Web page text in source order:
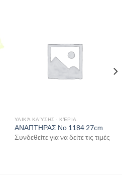
ΥΛΙΚΆ ΚΑΎΣΗΣ - ΚΈΡΙΑ
ΑΝΑΠΤΗΡΑΣ Νο 1184 27cm
Συνδεθείτε για να δείτε τις τιμές